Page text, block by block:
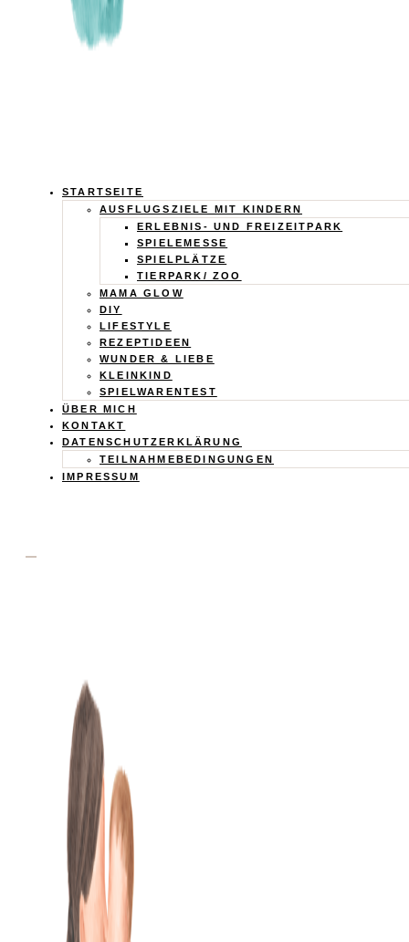
Calistas
Traum
STARTSEITE
AUSFLUGSZIELE MIT KINDERN
ERLEBNIS- UND FREIZEITPARK
SPIELEMESSE
SPIELPLÄTZE
TIERPARK/ ZOO
MAMA GLOW
DIY
LIFESTYLE
REZEPTIDEEN
WUNDER & LIEBE
KLEINKIND
SPIELWARENTEST
ÜBER MICH
KONTAKT
DATENSCHUTZERKLÄRUNG
TEILNAHMEBEDINGUNGEN
IMPRESSUM